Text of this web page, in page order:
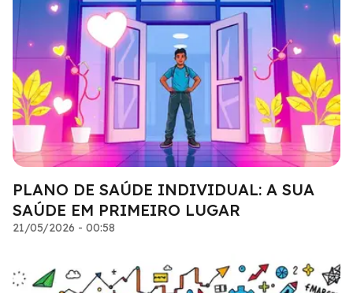
PLANO DE SAÚDE INDIVIDUAL: A SUA
SAÚDE EM PRIMEIRO LUGAR
21/05/2026 - 00:58